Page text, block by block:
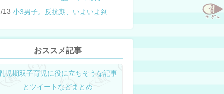
13
おススメ記事
児期双子育児に役に立ちそうな記事
とツイートなどまとめ